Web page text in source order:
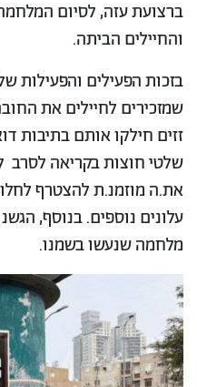
ברצועת עזה, לסיום
והחיילים הביתה.
בזכות הפעילים והפעילות
שמזכירים לחיילים את
זזים חילקו אותם בתיבות
שלטי חוצות בקריאה
את.ה מוזמנ.ת להצטרף
עלונים נוספים. בנוסף,
מלחמה שנעשו בשמנו.